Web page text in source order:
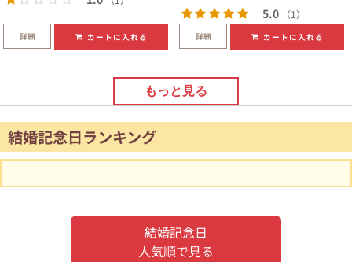
詳細 カートに入れる
5.0 （1）
詳細 カートに入れる
もっと見る
結婚記念日ランキング
結婚記念日
人気順で見る